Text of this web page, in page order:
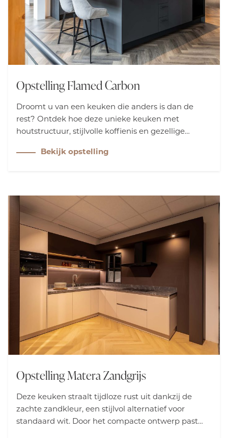
Opstelling Flamed Carbon
Droomt u van een keuken die anders is dan de
rest? Ontdek hoe deze unieke keuken met
houtstructuur, stijlvolle koffienis en gezellige
transformeren. Leer hoe functionaliteit en stijl
Bekijk opstelling
Opstelling Matera Zandgrijs
Deze keuken straalt tijdloze rust uit dankzij de
zachte zandkleur, een stijlvol alternatief voor
standaard wit. Door het compacte ontwerp past